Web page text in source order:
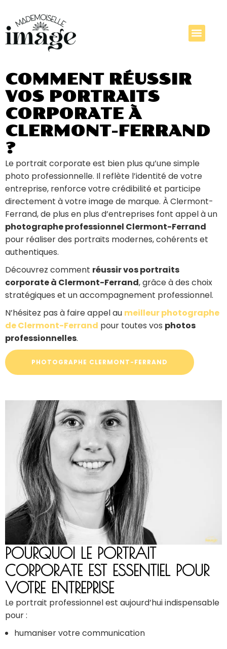
COMMENT RÉUSSIR
VOS PORTRAITS
CORPORATE À
CLERMONT-FERRAND
?
Le portrait corporate est bien plus qu’une simple
photo professionnelle. Il reflète l’identité de votre
entreprise, renforce votre crédibilité et participe
directement à votre image de marque. À Clermont-
Ferrand, de plus en plus d’entreprises font appel à un
photographe professionnel Clermont-Ferrand
pour réaliser des portraits modernes, cohérents et
authentiques.
Découvrez comment réussir vos portraits
corporate à Clermont-Ferrand, grâce à des choix
stratégiques et un accompagnement professionnel.
N’hésitez pas à faire appel au meilleur photographe
de Clermont-Ferrand pour toutes vos photos
professionnelles.
PHOTOGRAPHE CLERMONT-FERRAND
POURQUOI LE PORTRAIT
CORPORATE EST ESSENTIEL POUR
VOTRE ENTREPRISE
Le portrait professionnel est aujourd’hui indispensable
pour :
humaniser votre communication